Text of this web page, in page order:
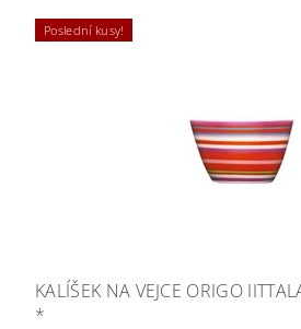
Poslední kusy!
KALÍŠEK NA VEJCE ORIGO
*